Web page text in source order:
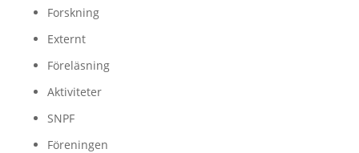
Forskning
Externt
Föreläsning
Aktiviteter
SNPF
Föreningen